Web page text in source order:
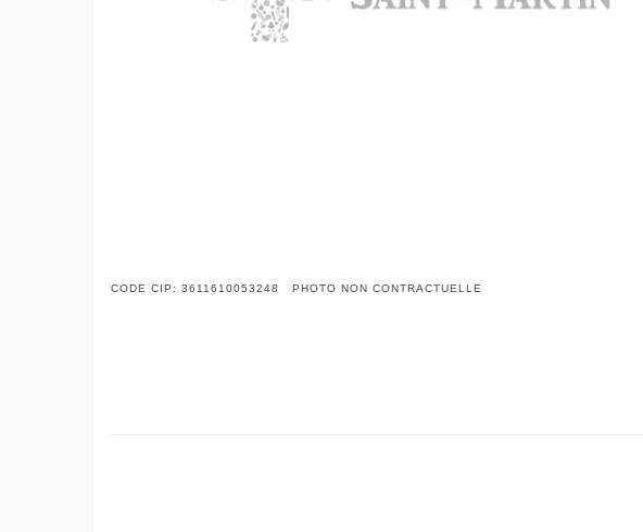
CODE CIP: 3611610053248 PHOTO NON CONTRACTUELLE